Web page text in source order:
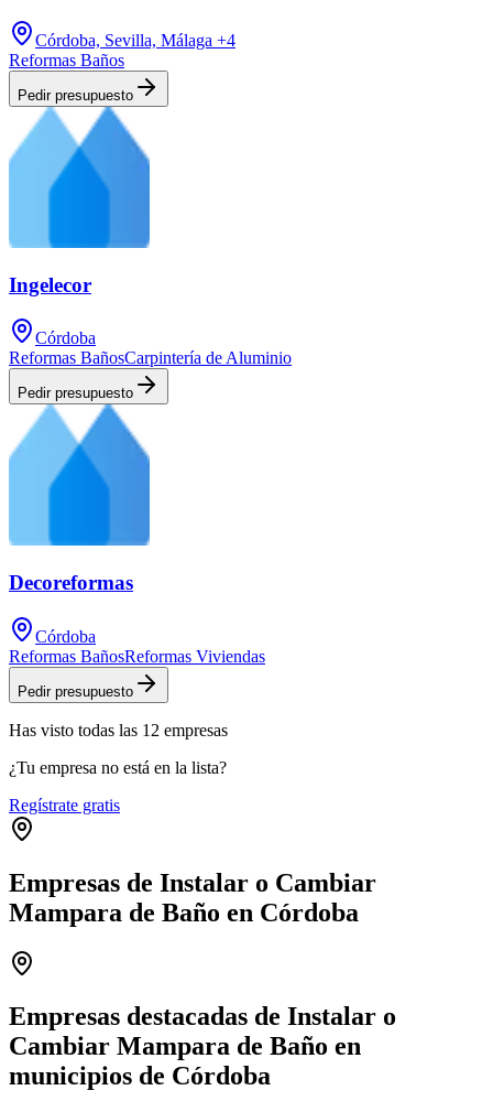
Córdoba, Sevilla, Málaga +4
Reformas Baños
Pedir presupuesto
Ingelecor
Córdoba
Reformas BañosCarpintería de Aluminio
Pedir presupuesto
Decoreformas
Córdoba
Reformas BañosReformas Viviendas
Pedir presupuesto
Has visto todas las 12 empresas
¿Tu empresa no está en la lista?
Regístrate gratis
Empresas de Instalar o Cambiar
Mampara de Baño en Córdoba
−
Empresas destacadas de Instalar o
Cambiar Mampara de Baño en
municipios de Córdoba